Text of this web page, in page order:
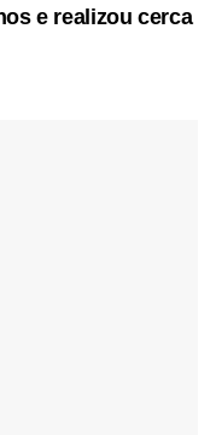
e realizou cerca